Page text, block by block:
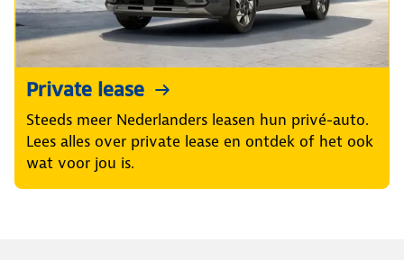
Private lease
Steeds meer Nederlanders leasen hun privé-auto.
Lees alles over private lease en ontdek of het ook
wat voor jou is.